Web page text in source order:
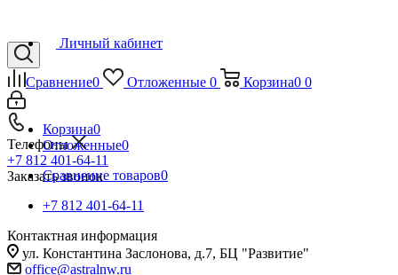
Сравнение0 Отложенные 0 Корзина0 0
Телефоны
+7 812 401-64-11
Заказать звонок
Личный кабинет
Корзина0
Отложенные0
Сравнение товаров0
+7 812 401-64-11
Контактная информация
ул. Константина Заслонова, д.7, БЦ "Развитие"
office@astralnw.ru